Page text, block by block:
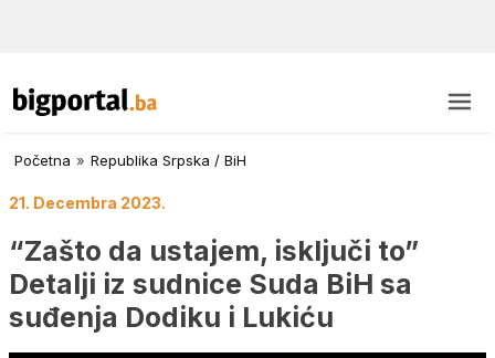
Početna » Republika Srpska / BiH
21. Decembra 2023.
“Zašto da ustajem, isključi to”
Detalji iz sudnice Suda BiH sa
suđenja Dodiku i Lukiću